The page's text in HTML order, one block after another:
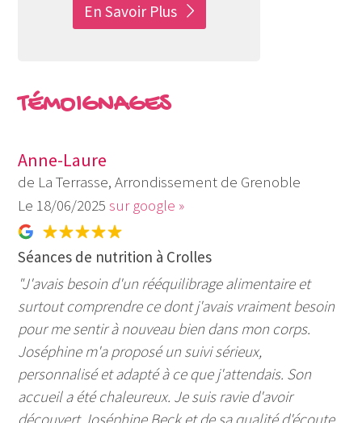
En Savoir Plus
TÉMOIGNAGES
Anne-Laure
de La Terrasse, Arrondissement de Grenoble
18/06/2025sur google »
Séances de nutrition à Crolles
"J'avais besoin d'un rééquilibrage alimentaire et
surtout comprendre ce dont j'avais vraiment besoin
pour me sentir à nouveau bien dans mon corps.
Joséphine m'a proposé un suivi sérieux,
personnalisé et adapté à ce que j'attendais. Son
accueil a été chaleureux. Je suis ravie d'avoir
découvert Joséphine Beck et de sa qualité d'écoute